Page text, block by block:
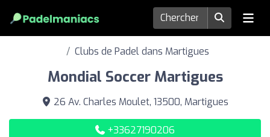
Clubs de Padel dans Martigues
Mondial Soccer Martigues
26 Av. Charles Moulet, 13500, Martigues
+33627190206